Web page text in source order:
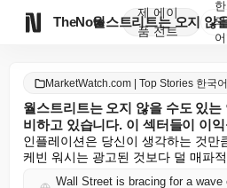
TheNote
제
품
에이
전트
한
국
어
MarketWatch.com | Top Stories 한국어
월스트리트는 오지 않을 수도 있는
비하고 있습니다. 이 섹터들이 이
인플레이션은 당신이 생각하는 것만
케빈 워시는 광고된 것보다 덜 매파